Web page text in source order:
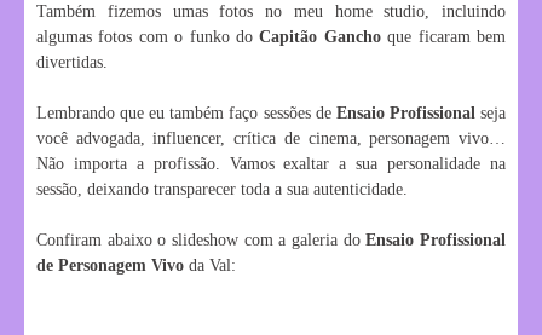
Também fizemos umas fotos no meu home studio, incluindo
algumas fotos com o funko doCapitão Ganchoque ficaram bem
divertidas.
Lembrando que eu também faço sessões de Ensaio Profissionalseja
você advogada, influencer, crítica de cinema, personagem vivo…
Não importa a profissão. Vamos exaltar a sua personalidade na
sessão, deixando transparecer toda a sua autenticidade.
Confiram abaixo o slideshow com a galeria doEnsaio Profissional
de Personagem Vivo da Val: